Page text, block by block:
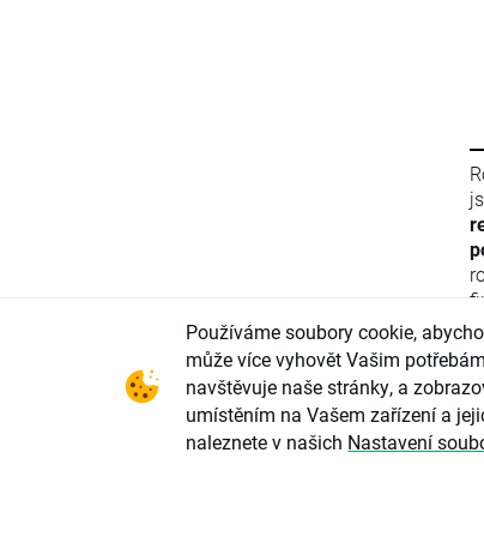
Používáme soubory cookie,
může více vyhovět Vašim
navštěvuje naše stránky, a
umístěním na Vašem zařízení a
naleznete v našich Nastavení